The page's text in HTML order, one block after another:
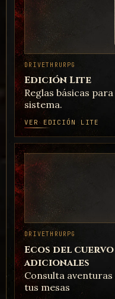
ARTE
Crepuscular
ARTE
Eterna By Psycho
ARTE
Hibrido Humana
DRIVETHRURPG
Edición Lite
Reglas básicas
sistema.
VER EDICIÓN LITE
DRIVETHRURPG
Ecos del cuervo
adicionales
Consulta
tus mesas